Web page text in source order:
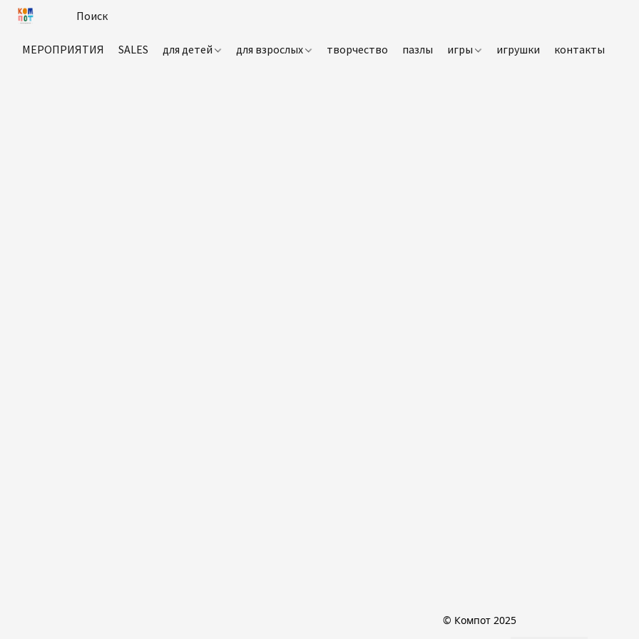
МЕРОПРИЯТИЯ SALES для детей для взрослых творчество пазлы игры игрушки контакты
© Компот 2025